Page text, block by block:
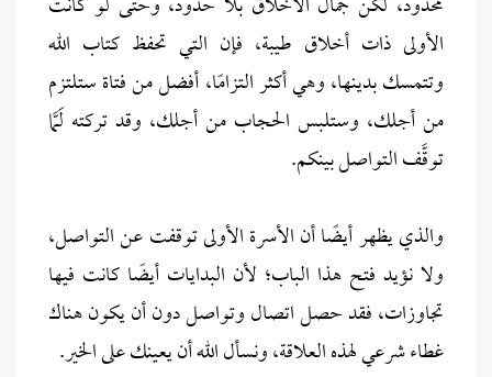
الأولى ذات أخلاق طيبة، فإن التي تحفظ كتاب الله
وتتمسك بدينها، وهي أكثر التزامًا، أفضل من فتاة ستلتزم
من أجلك، وستلبس الحجاب من أجلك، وقد تركته لَمَّا
توقَّف التواصل بينكم.
والذي يظهر أيضًا أن الأسرة الأولى توقفت عن التواصل،
ولا نؤيد فتح هذا الباب؛ لأن البدايات أيضًا كانت فيها
تجاوزات، فقد حصل اتصال وتواصل دون أن يكون هناك
غطاء شرعي لهذه العلاقة، ونسأل الله أن يعينك على الخير.